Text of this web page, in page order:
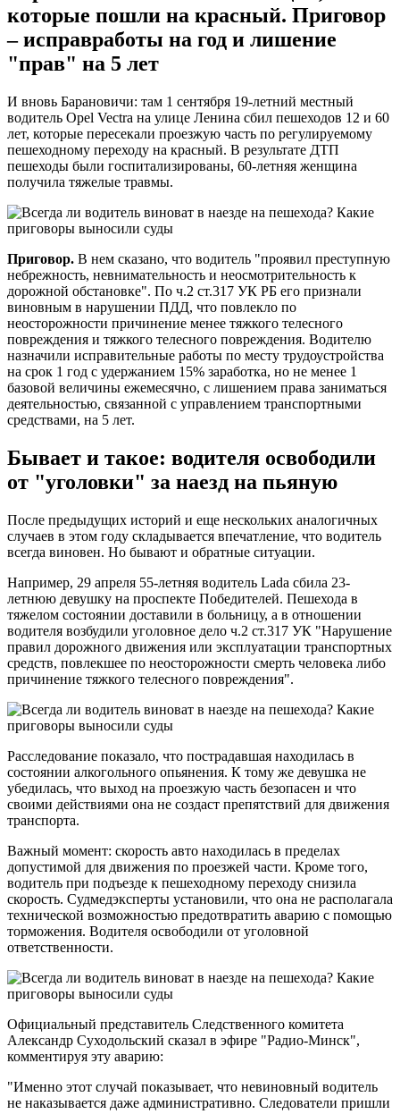
которые пошли на красный. Приговор
– исправработы на год и лишение
"прав" на 5 лет
И вновь Барановичи: там 1 сентября 19-летний местный
водитель Opel Vectra на улице Ленина сбил пешеходов 12 и 60
лет, которые пересекали проезжую часть по регулируемому
пешеходному переходу на красный. В результате ДТП
пешеходы были госпитализированы, 60-летняя женщина
получила тяжелые травмы.
Приговор. В нем сказано, что водитель "проявил преступную
небрежность, невнимательность и неосмотрительность к
дорожной обстановке". По ч.2 ст.317 УК РБ его признали
виновным в нарушении ПДД, что повлекло по
неосторожности причинение менее тяжкого телесного
повреждения и тяжкого телесного повреждения. Водителю
назначили исправительные работы по месту трудоустройства
на срок 1 год с удержанием 15% заработка, но не менее 1
базовой величины ежемесячно, с лишением права заниматься
деятельностью, связанной с управлением транспортными
средствами, на 5 лет.
Бывает и такое: водителя освободили
от "уголовки" за наезд на пьяную
После предыдущих историй и еще нескольких аналогичных
случаев в этом году складывается впечатление, что водитель
всегда виновен. Но бывают и обратные ситуации.
Например, 29 апреля 55-летняя водитель Lada сбила 23-
летнюю девушку на проспекте Победителей. Пешехода в
тяжелом состоянии доставили в больницу, а в отношении
водителя возбудили уголовное дело ч.2 ст.317 УК "Нарушение
правил дорожного движения или эксплуатации транспортных
средств, повлекшее по неосторожности смерть человека либо
причинение тяжкого телесного повреждения".
Расследование показало, что пострадавшая находилась в
состоянии алкогольного опьянения. К тому же девушка не
убедилась, что выход на проезжую часть безопасен и что
своими действиями она не создаст препятствий для движения
транспорта.
Важный момент: скорость авто находилась в пределах
допустимой для движения по проезжей части. Кроме того,
водитель при подъезде к пешеходному переходу снизила
скорость. Судмедэксперты установили, что она не располагала
технической возможностью предотвратить аварию с помощью
торможения. Водителя освободили от уголовной
ответственности.
Официальный представитель Следственного комитета
Александр Суходольский сказал в эфире "Радио-Минск",
комментируя эту аварию:
"Именно этот случай показывает, что невиновный водитель
не наказывается даже административно. Следователи пришли